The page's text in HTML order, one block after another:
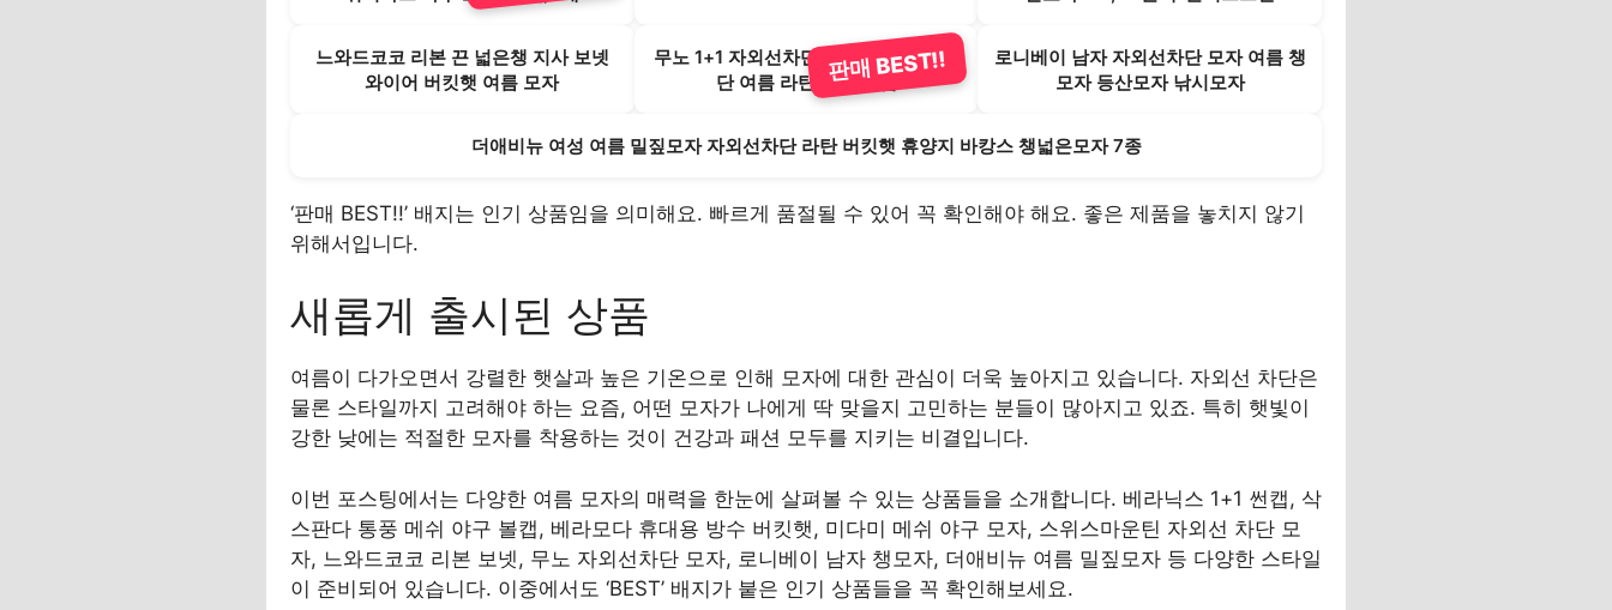
느와드코코 리본 끈 넓은챙 지사 보넷
와이어 버킷햇 여름 모자
무노 1+1 자외선차단 모자 여성 햇빛차
단 여름 라탄 모자 선캡판매 BEST!!
로니베이 남자 자외선차단 모자 여름 챙
모자 등산모자 낚시모자
더애비뉴 여성 여름 밀짚모자 자외선차단 라탄 버킷햇 휴양지 바캉스 챙넓은모자 7종
‘판매 BEST!!’ 배지는 인기 상품임을 의미해요. 빠르게 품절될 수 있어 꼭 확인해야 해요. 좋은 제품을 놓치지 않기
위해서입니다.
새롭게 출시된 상품
여름이 다가오면서 강렬한 햇살과 높은 기온으로 인해 모자에 대한 관심이 더욱 높아지고 있습니다. 자외선 차단은
물론 스타일까지 고려해야 하는 요즘, 어떤 모자가 나에게 딱 맞을지 고민하는 분들이 많아지고 있죠. 특히 햇빛이
강한 낮에는 적절한 모자를 착용하는 것이 건강과 패션 모두를 지키는 비결입니다.
이번 포스팅에서는 다양한 여름 모자의 매력을 한눈에 살펴볼 수 있는 상품들을 소개합니다. 베라닉스 1+1 썬캡, 삭
스판다 통풍 메쉬 야구 볼캡, 베라모다 휴대용 방수 버킷햇, 미다미 메쉬 야구 모자, 스위스마운틴 자외선 차단 모
자, 느와드코코 리본 보넷, 무노 자외선차단 모자, 로니베이 남자 챙모자, 더애비뉴 여름 밀짚모자 등 다양한 스타일
이 준비되어 있습니다. 이중에서도 ‘BEST’ 배지가 붙은 인기 상품들을 꼭 확인해보세요.